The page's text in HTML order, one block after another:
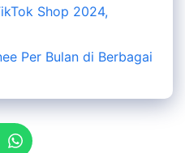
Shop 2024,
Per Bulan di Berbagai